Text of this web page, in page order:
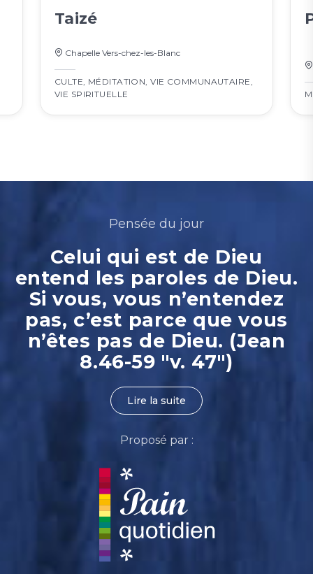
Taizé
Chapelle Vers-chez-les-Blanc
CULTE, MÉDITATION,VIE COMMUNAUTAIRE,
VIE SPIRITUELLE
Pensée du jour
Celui qui est de Dieu
entend les paroles de Dieu.
Si vous, vous n’entendez
pas, c’est parce que vous
n’êtes pas de Dieu. (Jean
8.46-59 "v. 47")
Lire la suite
Proposé par :